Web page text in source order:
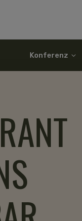
Konferenz